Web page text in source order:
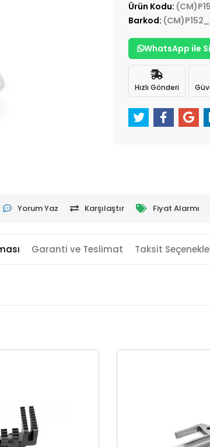
Ürün Kodu:
Barkod:
WhatsApp ile
Hızlı Gönderi
Yorum Yaz Karşılaştır Fiyat Alarmı
Garanti ve Teslimat Taksit